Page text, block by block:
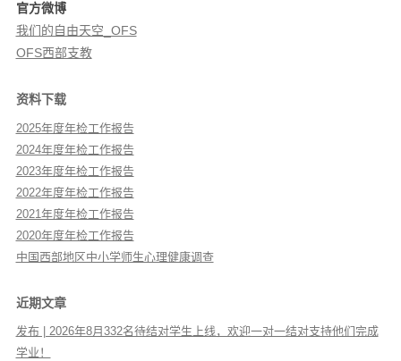
官方微博
我们的自由天空_OFS
OFS西部支教
资料下载
2025年度年检工作报告
2024年度年检工作报告
2023年度年检工作报告
2022年度年检工作报告
2021年度年检工作报告
2020年度年检工作报告
中国西部地区中小学师生心理健康调查
近期文章
发布 | 2026年8月332名待结对学生上线，欢迎一对一结对支持他们完成
学业！